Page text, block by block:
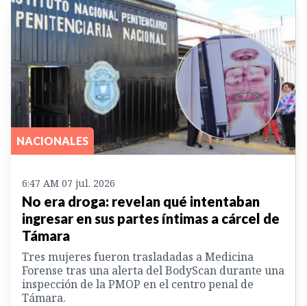
NACIONALES
6:47 AM 07 jul. 2026
No era droga: revelan qué intentaban
ingresar en sus partes íntimas a cárcel de
Támara
Tres mujeres fueron trasladadas a Medicina
Forense tras una alerta del BodyScan durante una
inspección de la PMOP en el centro penal de
Támara.